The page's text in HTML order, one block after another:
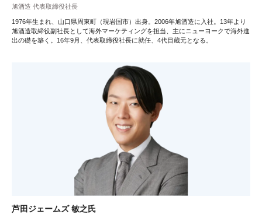
旭酒造 代表取締役社長
1976年生まれ、山口県周東町（現岩国市）出身。2006年旭酒造に入社。13年より
旭酒造取締役副社長として海外マーケティングを担当、主にニューヨークで海外進
出の礎を築く。16年9月、代表取締役社長に就任、4代目蔵元となる。
芦田ジェームズ 敏之氏